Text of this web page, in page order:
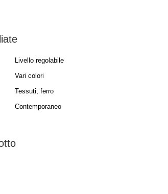
Livello regolabile
Vari colori
Tessuti, ferro
Contemporaneo